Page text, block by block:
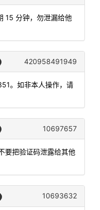
15 分钟，勿泄漏给他
420958491949
。如非本人操作，请
10697657
要把验证码泄露给其他
10693632